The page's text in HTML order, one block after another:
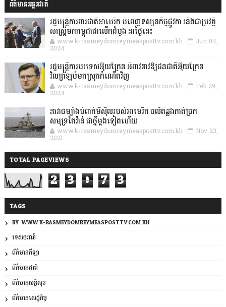
ព័ត៌មានអន្តរជាតិ
រដ្ឋមន្រ្តីការពារជាតិអាមេរិក បំពេញទស្សនកិច្ចផ្លូវកា រនិងជាប្រវត្តិ
សាស្រ្តមកកម្ពុជាជាលើកដំបូង នាថ្ងៃនេះ
www.k-rasmeydomreymeasposttv.com.kh Jun 04,
2024
រដ្ឋមន្ត្រីការបរទេសអ៊ុយក្រែន អំពាវនាវឱ្យជនជាតិអ៊ុយក្រែន
វិលត្រឡប់មកស្រុកកំណើតវិញ
www.k-rasmeydomreymeasposttv.com.kh Feb 29,
2024
នាវាចម្បាំងបំពាក់មីស៊ីលរបស់អាមេរិក ចល័តឆ្លងកាត់ច្រក
សមុទ្រតៃវ៉ាន់ ជាថ្មីម្តងទៀតហើយ
www.k-rasmeydomreymeasposttv.com.kh Nov 23,
2021
TOTAL PAGEVIEWS
2 3 0 7 3
TAGS
BY: WWW.K-RASMEYDOMREYMEASPOSTTV.COM.KH
ទេសចរណ៍
ព័ត៌មានកីឡា
ព័ត៌មានជាតិ
ព័ត៌មានសន្តិសុខ
ព័ត៌មានសេដ្ឋកិច្ច